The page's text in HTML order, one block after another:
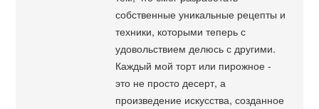
собственные уникальные рецепты и
техники, которыми теперь с
удовольствием делюсь с другими.
Каждый мой торт или пирожное -
это не просто десерт, а
произведение искусства, созданное